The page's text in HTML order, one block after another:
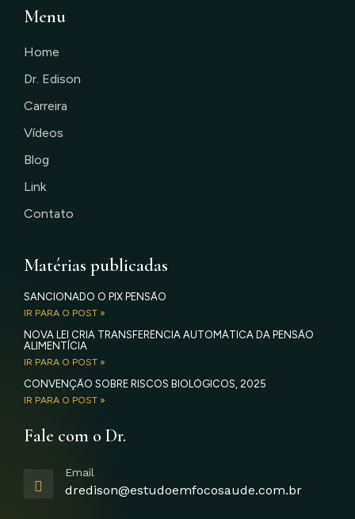
Menu
Home
Dr. Edison
Carreira
Vídeos
Blog
Link
Contato
Matérias publicadas
SANCIONADO O PIX PENSÃO
IR PARA O POST »
NOVA LEI CRIA TRANSFERÊNCIA AUTOMÁTICA DA PENSÃO
ALIMENTÍCIA
IR PARA O POST »
CONVENÇÃO SOBRE RISCOS BIOLÓGICOS, 2025
IR PARA O POST »
Fale com o Dr.
Email
dredison@estudoemfocosaude.com.br